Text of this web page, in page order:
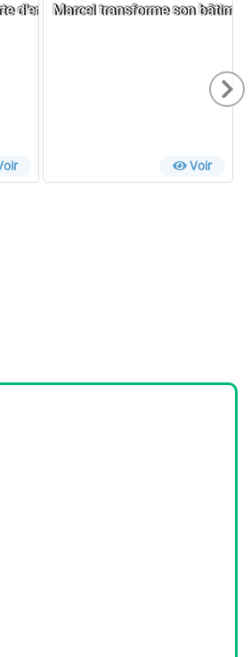
d’entrée de Corentin en images
Marcel transforme son
Voir